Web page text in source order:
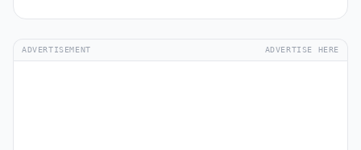
ADVERTISEMENT ADVERTISE HERE